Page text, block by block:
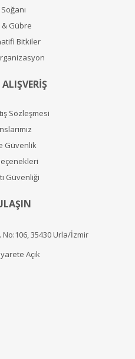
Gübre
Bitkiler
Sözleşmesi
Güvenlik
Güvenliği
35430 Urla/İzmir
Açık